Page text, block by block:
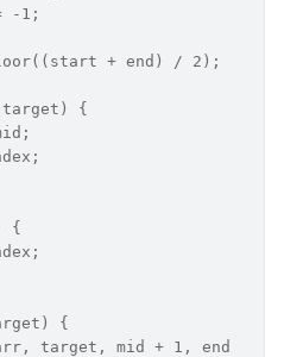
-1;
+ end) / 2);
{
{
{
target, mid + 1, end);